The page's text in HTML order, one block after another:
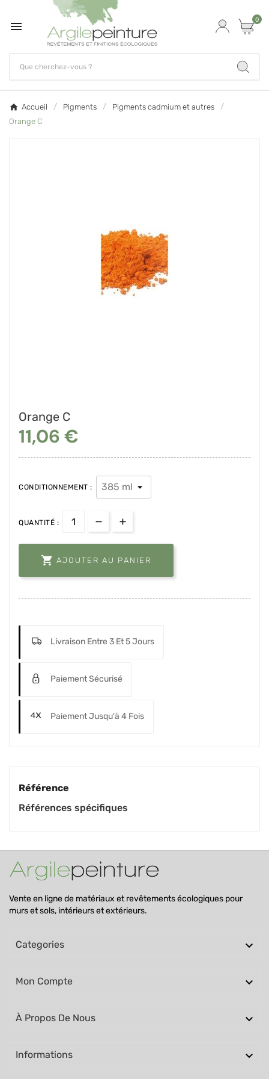
 0
Accueil Pigments
Pigments cadmium et autres
Orange C
Orange C
11,06 €
CONDITIONNEMENT :
QUANTITÉ :
 AJOUTER AU PANIER
Livraison Entre 3 Et 5 Jours
Paiement Sécurisé
Paiement Jusqu'à 4 Fois
Référence
Références spécifiques
Vente en ligne de matériaux et revêtements écologiques pour
murs et sols, intérieurs et extérieurs.
Categories 
Mon Compte 
À Propos De Nous 
Informations 